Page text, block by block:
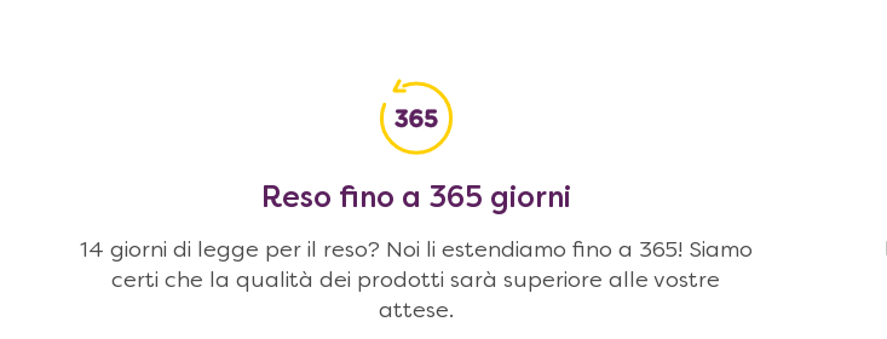
Reso fino a 365 giorni
14 giorni di legge per il reso? Noi li estendiamo fino a 365! Siamo
certi che la qualità dei prodotti sarà superiore alle vostre
attese.